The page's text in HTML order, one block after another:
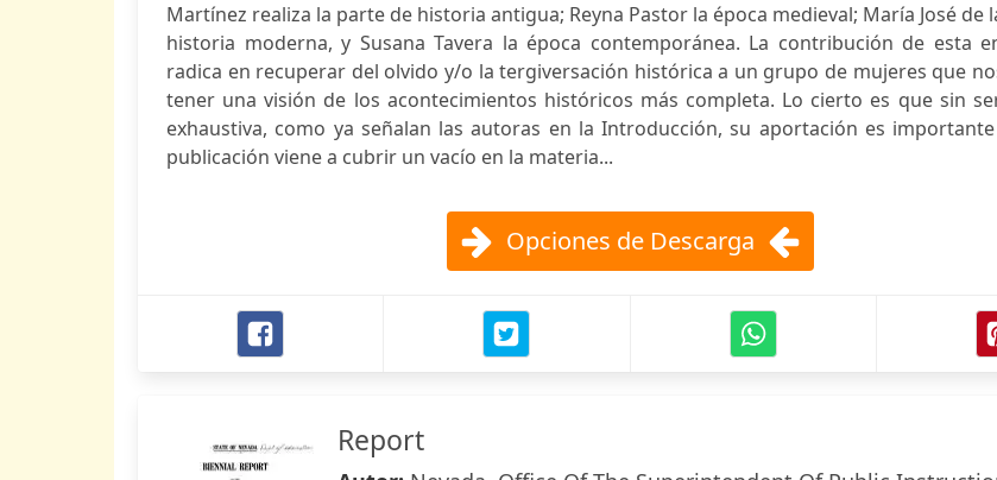
Martínez realiza la parte de historia antigua; Reyna Pastor la época medieval; María José de
historia moderna, y Susana Tavera la época contemporánea. La contribución de esta
radica en recuperar del olvido y/o la tergiversación histórica a un grupo de mujeres que
tener una visión de los acontecimientos históricos más completa. Lo cierto es que sin
exhaustiva, como ya señalan las autoras en la Introducción, su aportación es
publicación viene a cubrir un vacío en la materia...
Opciones de Descarga
Report